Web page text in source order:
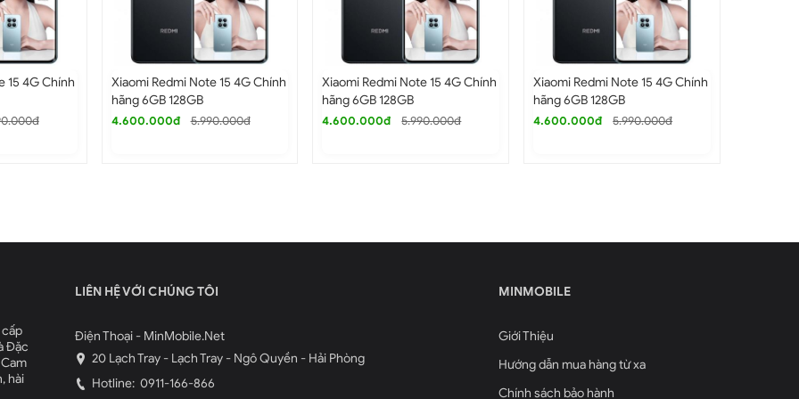
15 4G Chính
Xiaomi Redmi Note 15 4G Chính
hãng 6GB 128GB
4.600.000đ
5.990.000đ
Xiaomi Redmi Note 15 4G Chính
hãng 6GB 128GB
4.600.000đ
5.990.000đ
Xiaomi Redmi Note 15 4G Chính
hãng 6GB 128GB
4.600.000đ
5.990.000đ
MINMOBILE
Giới Thiệu
Hướng dẫn mua hàng từ xa
Chính sách bảo hành
Đặc
hài
LIÊN HỆ VỚI CHÚNG TÔI
Điện Thoại - MinMobile.Net
20 Lạch Tray - Lạch Tray - Ngô Quyền - Hải Phòng
Hotline: 0911-166-866